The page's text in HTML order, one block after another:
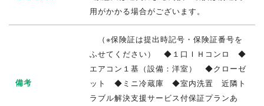
用がかかる場合がございます。
備考
（※保険証は提出時記号・保険証番号を
ふせてください） ◆１口ＩＨコンロ ◆
エアコン１基（設備：洋室） ◆クローゼ
ット ◆ミニ冷蔵庫 ◆室内洗置 近隣ト
ラブル解決支援サービス付保証プランあ